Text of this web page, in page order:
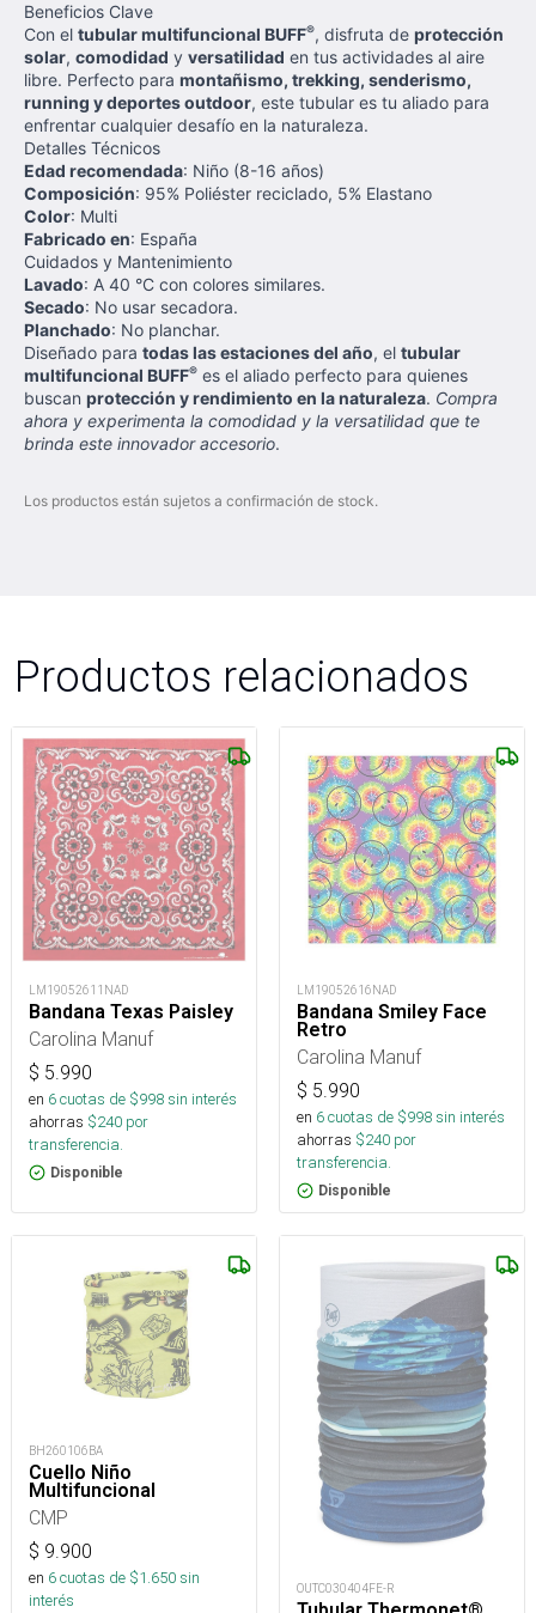
Beneficios Clave
Con el tubular multifuncional BUFF®, disfruta de protección
solar, comodidad y versatilidad en tus actividades al aire
libre. Perfecto para montañismo, trekking, senderismo,
running y deportes outdoor, este tubular es tu aliado para
enfrentar cualquier desafío en la naturaleza.
Detalles Técnicos
Edad recomendada: Niño (8-16 años)
Composición: 95% Poliéster reciclado, 5% Elastano
Color: Multi
Fabricado en: España
Cuidados y Mantenimiento
Lavado: A 40 °C con colores similares.
Secado: No usar secadora.
Planchado: No planchar.
Diseñado para todas las estaciones del año, el tubular
multifuncional BUFF® es el aliado perfecto para quienes
buscan protección y rendimiento en la naturaleza. Compra
ahora y experimenta la comodidad y la versatilidad que te
brinda este innovador accesorio.
Los productos están sujetos a confirmación de stock.
Productos relacionados
LM19052611NAD
Bandana Texas Paisley
Carolina Manuf
$ 5.990
en 6cuotas de $998sin interés
ahorras $240 por
transferencia.
Disponible
LM19052616NAD
Bandana Smiley Face
Retro
Carolina Manuf
$ 5.990
en 6cuotas de $998sin interés
ahorras $240 por
transferencia.
Disponible
BH260106BA
Cuello Niño
Multifuncional
CMP
$ 9.900
en 6cuotas de $1.650sin
interés
OUTC030404FE-R